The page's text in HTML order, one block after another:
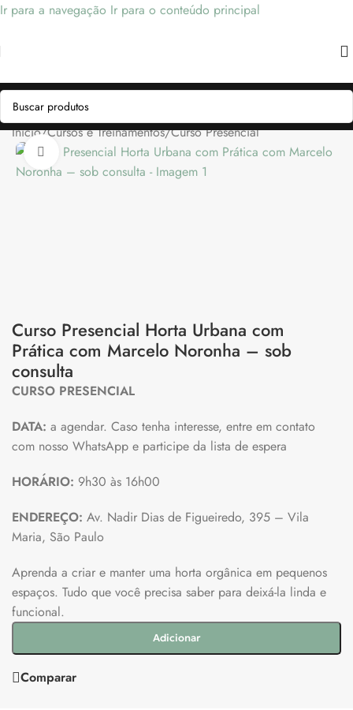
Ir para a navegação Ir para o conteúdo principal
Início/Cursos e Treinamentos/Curso Presencial
Clique para ampliar
Curso Presencial Horta Urbana com
Prática com Marcelo Noronha – sob
consulta
CURSO PRESENCIAL
DATA: a agendar. Caso tenha interesse, entre em contato
com nosso WhatsApp e participe da lista de espera
HORÁRIO: 9h30 às 16h00
ENDEREÇO: Av. Nadir Dias de Figueiredo, 395 – Vila
Maria, São Paulo
Aprenda a criar e manter uma horta orgânica em pequenos
espaços. Tudo que você precisa saber para deixá-la linda e
funcional.
Adicionar
Comparar